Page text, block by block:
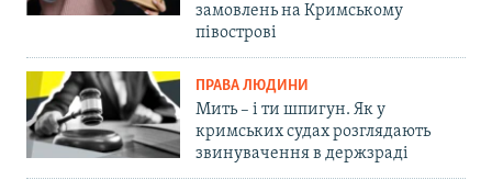
замовлень на Кримському
півострові
ПРАВА ЛЮДИНИ
Мить – і ти шпигун. Як у
кримських судах розглядають
звинувачення в держзраді